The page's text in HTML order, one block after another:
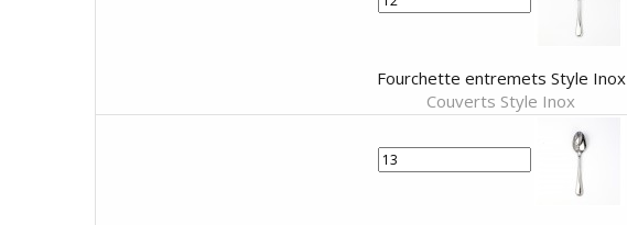
Fourchette entremets Style Inox
Couverts Style Inox